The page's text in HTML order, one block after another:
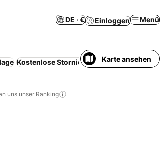
DE · € Einloggen Menü
Kostenlose Stornierung Serviced
Karte ansehen
uns unser Ranking
hinzufügen